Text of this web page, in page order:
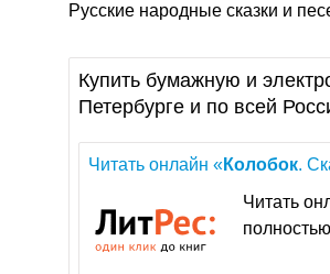
Русские народные сказки и
Купить бумажную и
Петербурге и по всей
Читать онлайн «Колобок.
Читать